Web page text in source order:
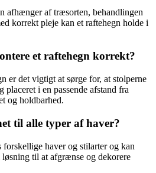
afhænger af træsorten, behandlingen
korrekt pleje kan et raftehegn holde i
et raftehegn korrekt?
er det vigtigt at sørge for, at stolperne
i en passende afstand fra
og holdbarhed.
til alle typer af haver?
forskellige haver og stilarter og kan
til at afgrænse og dekorere